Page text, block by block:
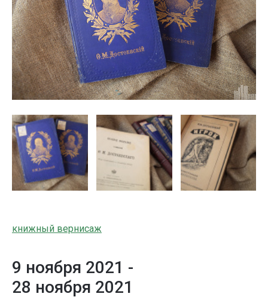
книжный вернисаж
9 ноября 2021 -
28 ноября 2021